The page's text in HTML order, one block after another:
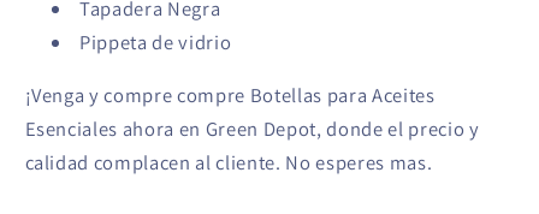
Tapadera Negra
Pippeta de vidrio
¡Venga y compre compre Botellas para Aceites
Esenciales ahora en Green Depot, donde el precio y
calidad complacen al cliente. No esperes mas.